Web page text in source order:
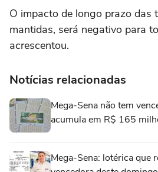
O impacto de longo prazo das
mantidas, será negativo para
acrescentou.
Notícias relacionadas
Mega-Sena não tem
acumula em R$ 165
Mega-Sena: lotérica que